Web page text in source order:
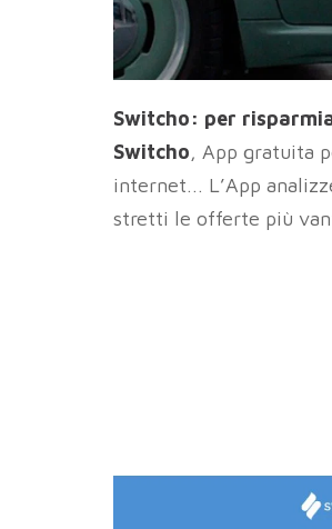
Switcho: per
Switcho, App gratuita
internet... L’App
stretti le offerte più